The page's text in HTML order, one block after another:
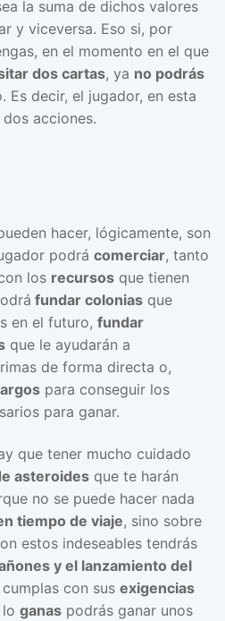
la suma de dichos valores
y viceversa. Eso si, por
en el momento en el que
dos cartas, ya no podrás
Es decir, el jugador, en esta
acciones.
hacer, lógicamente, son
podrá comerciar, tanto
los recursos que tienen
fundar colonias que
en el futuro, fundar
que le ayudarán a
de forma directa o,
para conseguir los
para ganar.
que tener mucho cuidado
asteroides que te harán
no se puede hacer nada
tiempo de viaje, sino sobre
estos indeseables tendrás
y el lanzamiento del
con sus exigencias
lo ganas podrás ganar unos